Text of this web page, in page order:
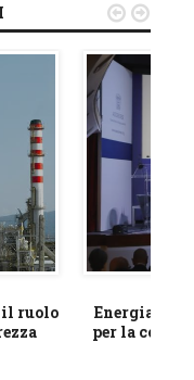
il ruolo
Energia e
per la
 